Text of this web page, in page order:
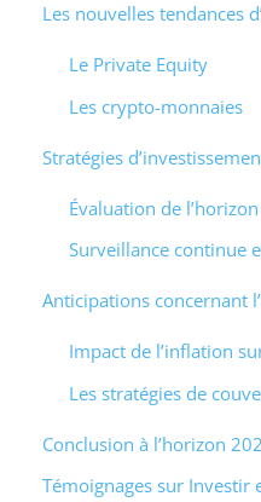
Les nouvelles tendances
Le Private Equity
Les crypto-monnaies
Stratégies
Évaluation de
Surveillance continue
Anticipations concernant
Impact de l’inflation
Les stratégies de
Conclusion à l’horizon
Témoignages sur Investir